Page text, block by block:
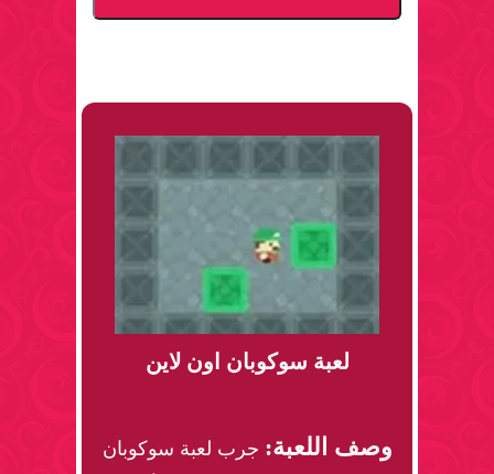
لعبة سوكوبان اون لاين
وصف اللعبة: جرب لعبة سوكوبان